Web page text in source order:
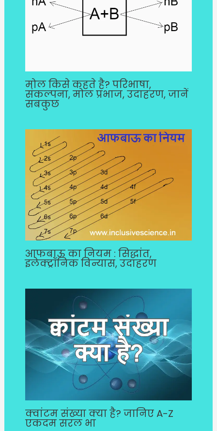
मोल किसे कहते है? परिभाषा,
संकल्पना, मोल प्रभाज, उदाहरण, जानें
सबकुछ
आफबाऊ का नियम : सिद्धांत,
इलेक्ट्रॉनिक विन्यास, उदाहरण
क्वांटम संख्या क्या है? जानिए A-Z
एकदम सरल भा